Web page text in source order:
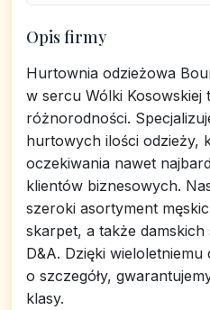
Opis firmy
Hurtownia odzieżowa
w sercu Wólki Kosowskiej
różnorodności.
hurtowych ilości odzieży,
oczekiwania nawet
klientów biznesowych.
szeroki asortyment
skarpet, a także
D&A. Dzięki wieloletniemu
o szczegóły,
klasy.